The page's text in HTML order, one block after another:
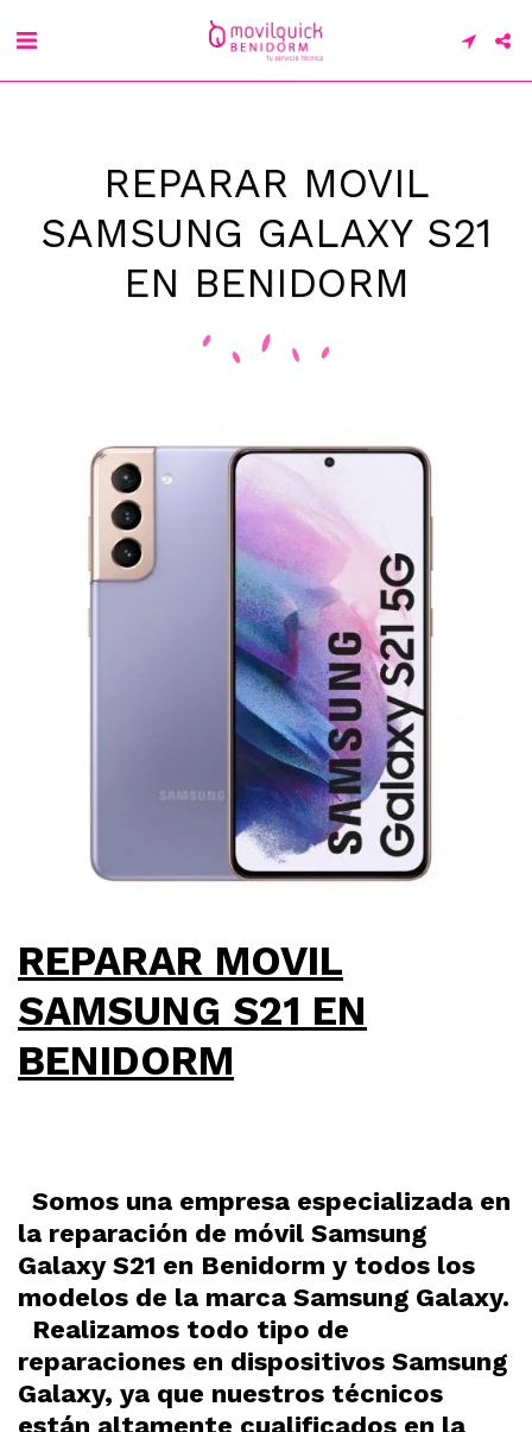
REPARAR MOVIL
SAMSUNG GALAXY S21
EN BENIDORM
REPARAR MOVIL
SAMSUNG S21 EN
BENIDORM
Somos una empresa especializada en
la reparación de móvil Samsung
Galaxy S21 en Benidorm y todos los
modelos de la marca Samsung Galaxy.
Realizamos todo tipo de
reparaciones en dispositivos Samsung
Galaxy, ya que nuestros técnicos
están altamente cualificados en la